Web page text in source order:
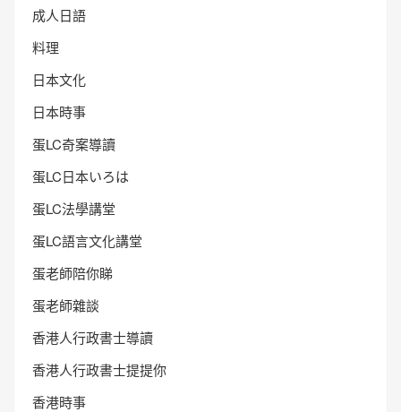
成人日語
料理
日本文化
日本時事
蛋LC奇案導讀
蛋LC日本いろは
蛋LC法學講堂
蛋LC語言文化講堂
蛋老師陪你睇
蛋老師雜談
香港人行政書士導讀
香港人行政書士提提你
香港時事